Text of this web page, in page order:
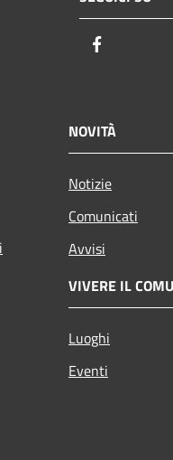
NOVITÀ
Notizie
Comunicati
Avvisi
VIVERE IL
Luoghi
Eventi